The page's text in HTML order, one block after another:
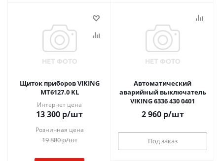
Щиток приборов VIKING
MT6127.0 KL
Интернет цена
13 300 р/шт
Розничная цена
19 880р/шт
Автоматический
аварийный выключатель
VIKING 6336 430 0401
2 960р/шт
Под заказ